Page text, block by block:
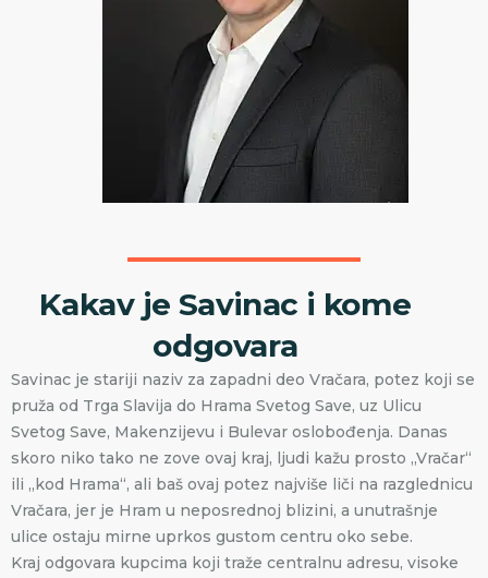
Kakav je Savinac i kome
odgovara
Savinac je stariji naziv za zapadni deo Vračara, potez koji se
pruža od Trga Slavija do Hrama Svetog Save, uz Ulicu
Svetog Save, Makenzijevu i Bulevar oslobođenja. Danas
skoro niko tako ne zove ovaj kraj, ljudi kažu prosto „Vračar“
ili „kod Hrama“, ali baš ovaj potez najviše liči na razglednicu
Vračara, jer je Hram u neposrednoj blizini, a unutrašnje
ulice ostaju mirne uprkos gustom centru oko sebe.
Kraj odgovara kupcima koji traže centralnu adresu, visoke